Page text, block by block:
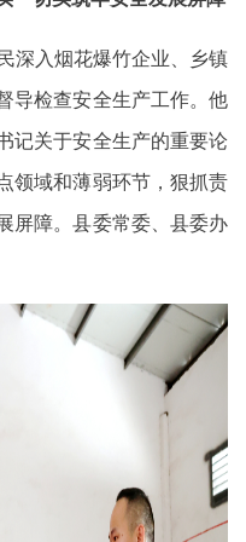
深入烟花爆竹企业、乡镇
导检查安全生产工作。他
记关于安全生产的重要论
领域和薄弱环节，狠抓责
屏障。县委常委、县委办